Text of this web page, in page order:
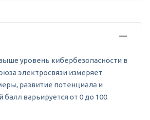
уровень кибербезопасности в
электросвязи измеряет
развитие потенциала и
варьируется от 0 до 100.